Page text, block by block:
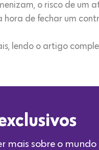
o risco de um
hora de fechar um
lendo o artigo
mais sobre o mundo